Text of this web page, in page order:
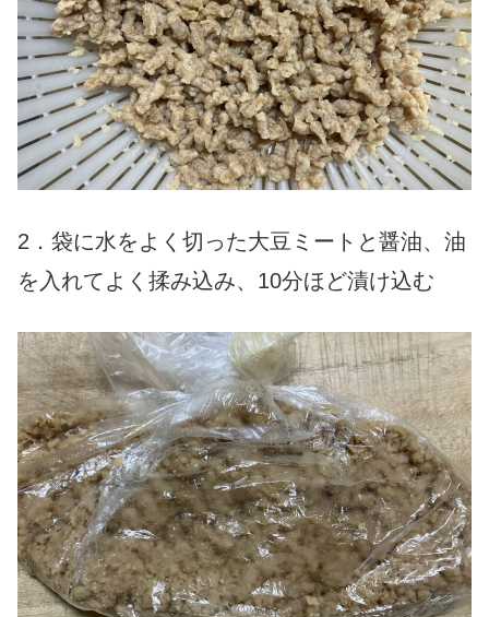
2．袋に水をよく切った大豆ミートと醤油、油
を入れてよく揉み込み、10分ほど漬け込む